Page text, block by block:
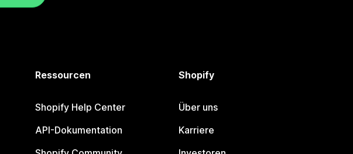
Ressourcen
Shopify Help Center
API-Dokumentation
Shopify
Über uns
Karriere